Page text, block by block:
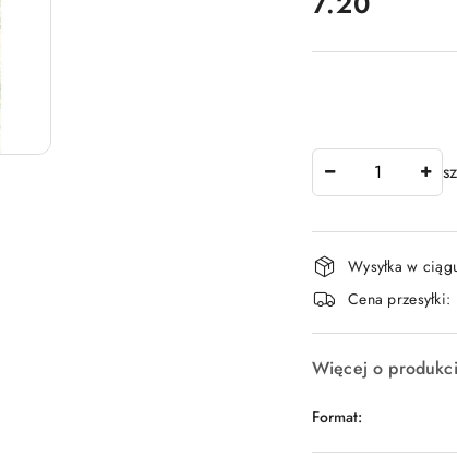
Dostępność
i
dostawa
Wysyłka w
Cena przesyłki:
Więcej o
Format: